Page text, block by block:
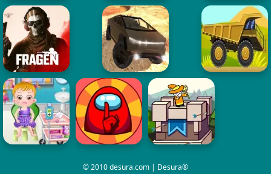
© 2010 desura.com | Desura®